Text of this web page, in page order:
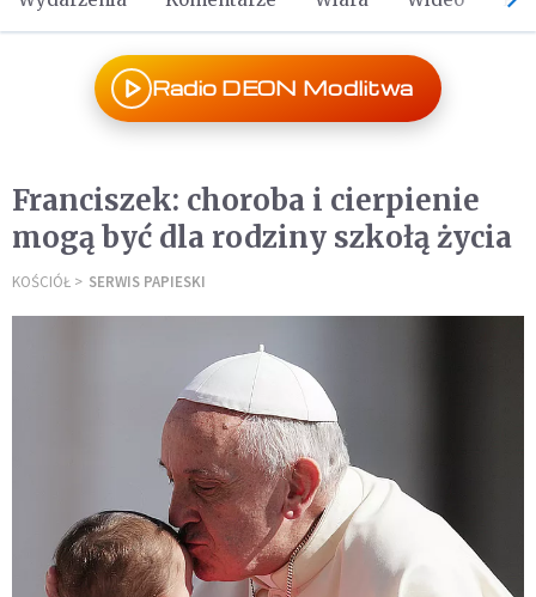
Radio DEON Modlitwa
Franciszek: choroba i cierpienie
mogą być dla rodziny szkołą życia
KOŚCIÓŁ SERWIS PAPIESKI